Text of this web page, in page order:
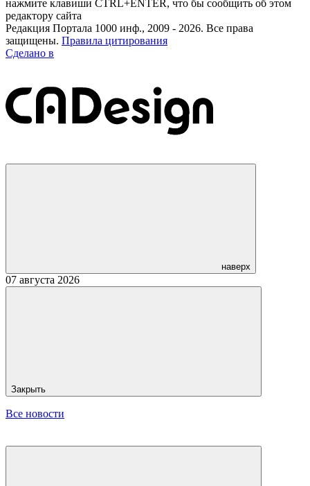
нажмите клавиши CTRL+ENTER, что бы сообщить об этом
редактору сайта
Редакция Портала 1000 инф., 2009 - 2026. Все права
защищены. Правила цитирования
Сделано в
наверх
07 августа 2026
Закрыть
Все новости